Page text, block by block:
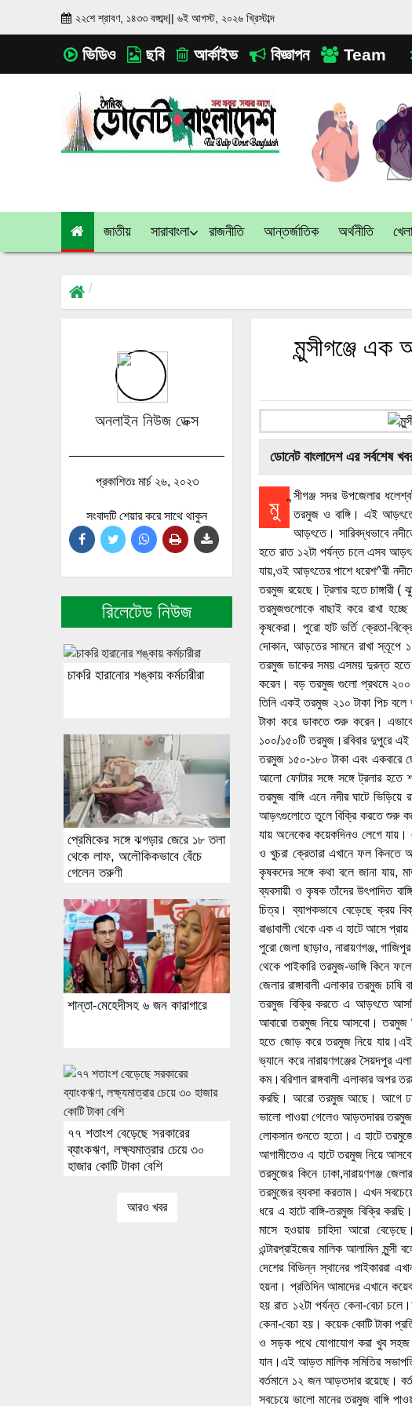
২২শে শ্রাবণ, ১৪৩৩ বঙ্গাব্দ|| ৬ই আগস্ট, ২০২৬ খ্রিস্টাব্দ
ভিডিও ছবি আর্কাইভ বিজ্ঞাপন Team
জাতীয় সারাবাংলা রাজনীতি আন্তর্জাতিক অর্থনীতি
অনলাইন নিউজ ডেক্স
প্রকাশিতঃ মার্চ ২৬, ২০২৩
সংবাদটি শেয়ার করে সাথে থাকুন
রিলেটেড নিউজ
চাকরি হারানোর শঙ্কায় কর্মচারীরা
প্রেমিকের সঙ্গে ঝগড়ার জেরে ১৮ তলা
থেকে লাফ, অলৌকিকভাবে বেঁচে
গেলেন তরুণী
শান্তা-মেহেদীসহ ৬ জন কারাগারে
৭৭ শতাংশ বেড়েছে সরকারের
ব্যাংকঋণ, লক্ষ্যমাত্রার চেয়ে ৩০
হাজার কোটি টাকা বেশি
আরও খবর
মুন্সীগঞ্জে এক
ডোনেট বাংলাদেশ এর
মু
ন্সীগঞ্জ সদর উপজেলার
তরমুজ ও বাঙ্গি। এই
আড়ৎতে। সারিবদ্ধভাবে
হতে রাত ১২টা পর্যন্ত চলে এসব
যায়,ওই আড়ৎতের পাশে ধরেশ^রী
তরমুজ রয়েছে। ট্রলার হতে চাঙ্গারী
তরমুজগুলোকে বাছাই করে রাখা
কৃষকেরা। পুরো হাট ভর্তি ক্রেতা-
দোকান, আড়তের সামনে রাখা স্তূপে
তরমুজ ডাকের সময় এসময় দুরন্ত হতে
করেন। বড় তরমুজ গুলো প্রথমে ২০০
তিনি একই তরমুজ ২১০ টাকা পিচ
টাকা করে ডাকতে শুরু করেন।
১০০/১৫০টি তরমুজ।রবিবার দুপুরে
তরমুজ ১৫০-১৮০ টাকা এবং একবারে
আলো ফোটার সঙ্গে সঙ্গে ট্রলার হতে
তরমুজ বাঙ্গি এনে নদীর ঘাটে
আড়ৎগুলোতে তুলে বিক্রি করতে শুরু
যায় অনেকের কয়েকদিনও লেগে যায়।
ও খুচরা ক্রেতারা এখানে ফল কিনতে
কৃষকদের সঙ্গে কথা বলে জানা
ব্যবসায়ী ও কৃষক তাঁদের উৎপাদিত
চিত্র। ব্যাপকভাবে বেড়েছে ক্রয়
রাঙাবালী থেকে এক এ হাটে আসে
পুরো জেলা ছাড়াও, নারায়ণগঞ্জ,
থেকে পাইকারি তরমুজ-ভাঙ্গি কিনে
জেলার রাঙ্গাবালী এলাকার তরমুজ
তরমুজ বিক্রি করতে এ আড়ৎতে
আবারো তরমুজ নিয়ে আসবো। তরমুজ
হতে জোড় করে তরমুজ নিয়ে যায়।এই
ভ্যানে করে নারায়ণগঞ্জের সৈয়দপুর
কম।বরিশাল রাঙ্গবালী এলাকার অপর
করছি। আরো তরমুজ আছে। আগে
ভালো পাওয়া গেলেও আড়তদারর তরমুজ
লোকসান গুনতে হতো। এ হাটে
আগামীতেও এ হাটে তরমুজ নিয়ে
তরমুজের কিনে ঢাকা,নারায়ণগঞ্জ
তরমুজের ব্যবসা করতাম। এখন
ধরে এ হাটে বাঙ্গি-তরমুজ বিক্রি
মাসে হওয়ায় চাহিদা আরো
এন্টারপ্রাইজের মালিক আলামিন
দেশের বিভিন্ন স্থানের পাইকাররা
হয়না। প্রতিদিন আমাদের এখানে
হয় রাত ১২টা পর্যন্ত কেনা-বেচা
কেনা-বেচা হয়। কয়েক কোটি টাকা
ও সড়ক পথে যোগাযোগ করা খুব সহজ।
যান।এই আড়ত মালিক সমিতির
বর্তমানে ১২ জন আড়তদার রয়েছে।
সবচেয়ে ভালো মানের তরমুজ বাঙ্গি